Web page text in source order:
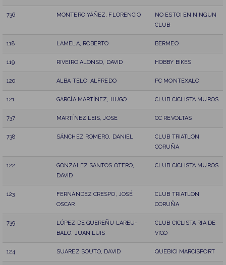
736 MONTERO YÁÑEZ, FLORENCIO
NO ESTOI EN NINGUN
CLUB
118 LAMELA, ROBERTO BERMEO
119 RIVEIRO ALONSO, DAVID HOBBY BIKES
120 ALBA TELO, ALFREDO PC MONTEXALO
121 GARCÍA MARTÍNEZ, HUGO CLUB CICLISTA MUROS
737 MARTÍNEZ LEIS, JOSE CC REVOLTAS
738 SÁNCHEZ ROMERO, DANIEL
CLUB TRIATLON
CORUÑA
122
GONZALEZ SANTOS OTERO,
DAVID
CLUB CICLISTA MUROS
123
FERNÁNDEZ CRESPO, JOSÉ
OSCAR
CLUB TRIATLÓN
CORUÑA
739
LÓPEZ DE GUEREÑU LAREU-
BALO, JUAN LUIS
CLUB CICLISTA RIA DE
VIGO
124 SUAREZ SOUTO, DAVID QUEBICI MARCISPORT